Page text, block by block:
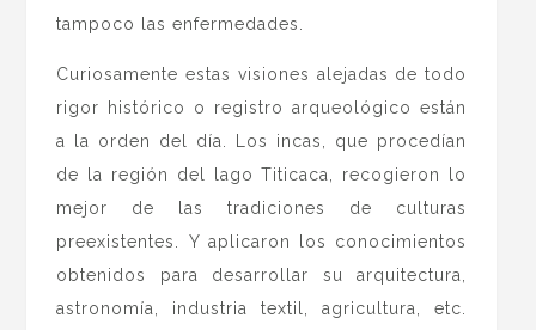
tampoco las enfermedades.
Curiosamente estas visiones alejadas de todo
rigor histórico o registro arqueológico están
a la orden del día. Los incas, que procedían
de la región del lago Titicaca, recogieron lo
mejor de las tradiciones de culturas
preexistentes. Y aplicaron los conocimientos
obtenidos para desarrollar su arquitectura,
astronomía, industria textil, agricultura, etc.